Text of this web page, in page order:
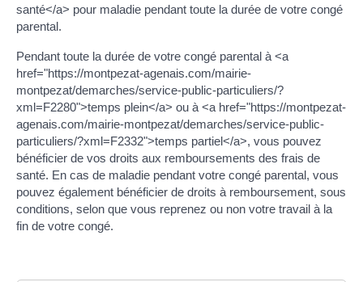
santé</a> pour maladie pendant toute la durée de votre congé
parental.
Pendant toute la durée de votre congé parental à <a
href="https://montpezat-agenais.com/mairie-
montpezat/demarches/service-public-particuliers/?
xml=F2280">temps plein</a> ou à <a href="https://montpezat-
agenais.com/mairie-montpezat/demarches/service-public-
particuliers/?xml=F2332">temps partiel</a>, vous pouvez
bénéficier de vos droits aux remboursements des frais de
santé. En cas de maladie pendant votre congé parental, vous
pouvez également bénéficier de droits à remboursement, sous
conditions, selon que vous reprenez ou non votre travail à la
fin de votre congé.